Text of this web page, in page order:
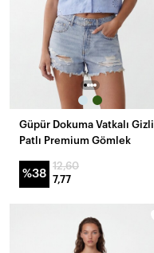
Güpür Dokuma Vatkalı Gizli
Patlı Premium Gömlek
%38
12,60
7,77